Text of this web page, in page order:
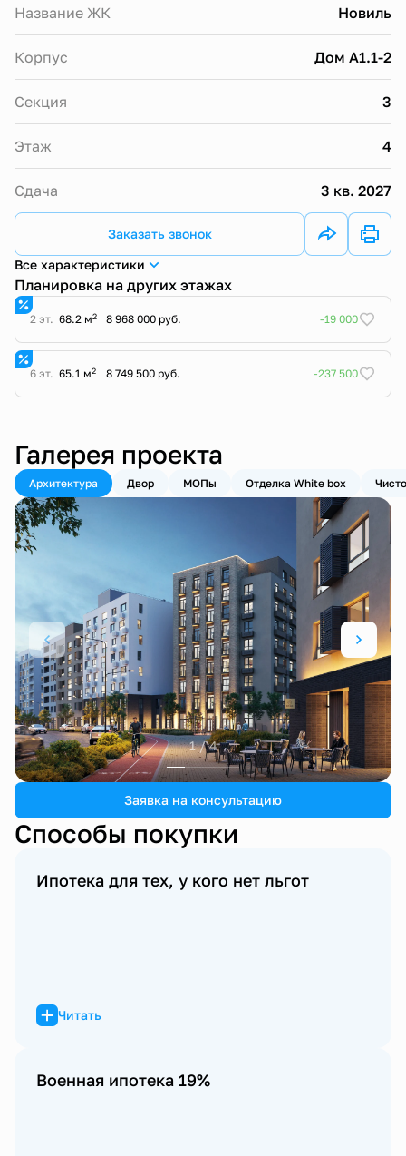
Название ЖК Новиль
Корпус Дом А1.1-2
Секция 3
Этаж 4
Сдача 3 кв. 2027
Заказать звонок
Все характеристики
Планировка на других этажах
2 эт. 68.2 м2 8 968 000 руб. -19 000
6 эт. 65.1 м2 8 749 500 руб. -237 500
Галерея проекта
Архитектура Двор МОПы Отделка White box
1 / 4
Заявка на консультацию
Способы покупки
Ипотека для тех, у кого нет льгот
Читать
Военная ипотека 19%